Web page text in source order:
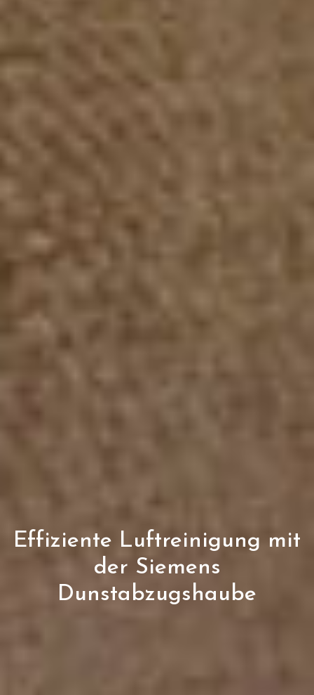
Effiziente Luftreinigung mit
der Siemens
Dunstabzugshaube